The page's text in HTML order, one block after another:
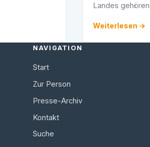
Landes
ermöglichen
Weiterlesen →
NAVIGATION
Start
Zur Person
Presse-Archiv
Kontakt
Suche